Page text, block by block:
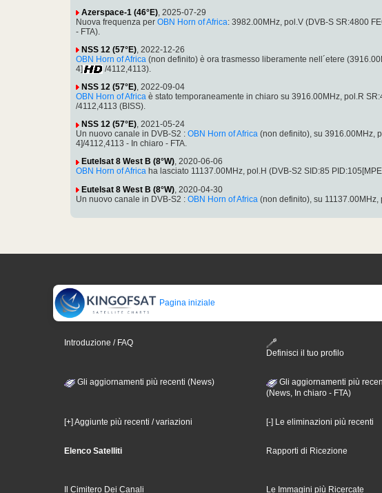
Azerspace-1 (46°E) , 2025-07-29
Nuova frequenza per OBN Horn of Africa: 3982.00MHz, pol.V (DVB-S SR:4800
- FTA).
NSS 12 (57°E) , 2022-12-26
OBN Horn of Africa (non definito) è ora trasmesso liberamente nell´etere
4]
/4112,4113).
NSS 12 (57°E), 2022-09-04
OBN Horn of Africa è stato temporaneamente in chiaro su 3916.00MHz, pol.R
/4112,4113 (BISS).
NSS 12 (57°E), 2021-05-24
Un nuovo canale in DVB-S2 : OBN Horn of Africa (non definito), su 3916.00MHz,
4]/4112,4113 - In chiaro - FTA.
Eutelsat 8 West B (8°W), 2020-06-06
OBN Horn of Africa ha lasciato 11137.00MHz, pol.H (DVB-S2 SID:85
Eutelsat 8 West B (8°W) , 2020-04-30
Un nuovo canale in DVB-S2 : OBN Horn of Africa (non definito), su 11137.00MHz,
Pagina iniziale
Introduzione / FAQ
Definisci il tuo profilo
Gli aggiornamenti più recenti (News)
Gli aggiornamenti più
(News, In chiaro - FTA)
[+] Aggiunte più recenti / variazioni [-] Le eliminazioni più recenti
Elenco Satelliti Rapporti di Ricezione
Il Cimitero Dei Canali Le Immagini più Ricercate